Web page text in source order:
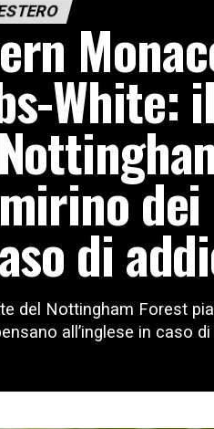
White:
dei
di
del Nottingham Forest
all’inglese in caso